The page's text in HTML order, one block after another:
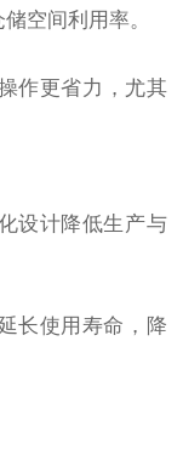
空间利用率。
作更省力，尤其
设计降低生产与
长使用寿命，降